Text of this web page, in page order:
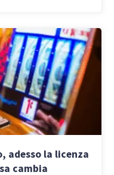
adesso la licenza
cambia